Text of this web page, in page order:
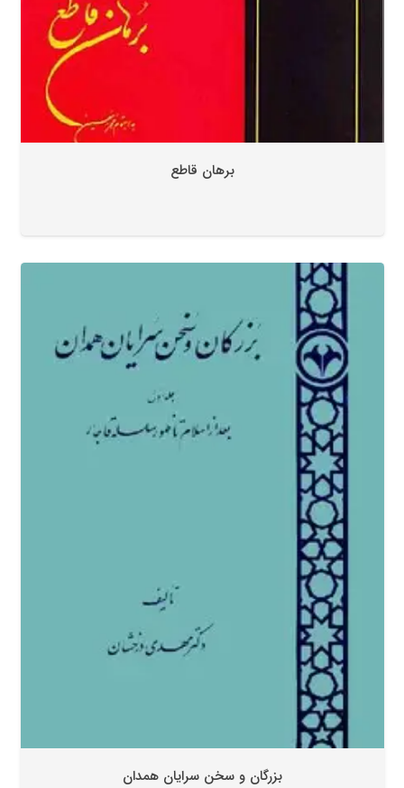
برهان قاطع
بزرگان و سخن سرایان همدان